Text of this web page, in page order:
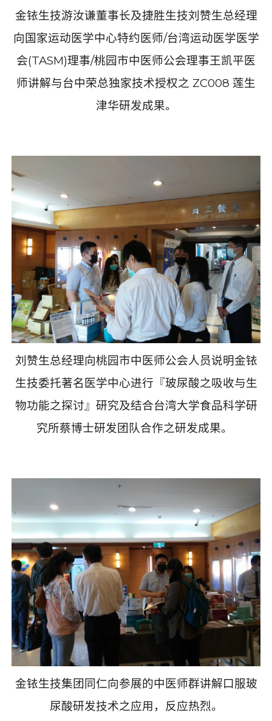
金铱生技游汝谦董事长及捷胜生技刘赞生总经理
向国家运动医学中心特约医师/台湾运动医学医学
会(TASM)理事/桃园市中医师公会理事王凯平医
师讲解与台中荣总独家技术授权之 ZC008 莲生
津华研发成果。
刘赞生总经理向桃园市中医师公会人员说明金铱
生技委托著名医学中心进行『玻尿酸之吸收与生
物功能之探讨』研究及结合台湾大学食品科学研
究所蔡博士研发团队合作之研发成果。
金铱生技集团同仁向参展的中医师群讲解口服玻
尿酸研发技术之应用，反应热烈。